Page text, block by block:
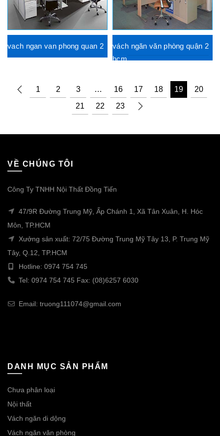
vach ngan van phong quan 2
vách ngăn văn phòng quận 2
hcm
1 2 3 … 16 17 18 19
20
21
22 23
VỀ CHÚNG TÔI
Công Ty TNHH Nội Thất Đồng Tiến
47/9R Đường Trung Mỹ, Ấp Chánh 1, Xã Tân Xuân, H. Hóc
Môn, TP.HCM
Xưởng sản xuất: 72/75 Đường Trung Mỹ Tây 13, P. Trung Mỹ
Tây, Q.12, TP.HCM
Hotline: 0974 754 745
Tel: 0974 754 745 Fax: (08)6257 6030
Email: truong111074@gmail.com
DANH MỤC SẢN PHẨM
Chưa phân loại
Nội thất
Vách ngăn di dộng
Vách ngăn văn phòng